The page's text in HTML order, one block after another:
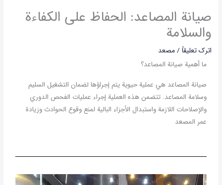
صيانة المصاعد: الحفاظ على الكفاءة
والسلامة
اترك تعليقاً /مصعد
ما أهمية صيانة المصاعد؟
صيانة المصاعد هي عملية حيوية يتم إجراؤها لضمان التشغيل السليم
وسلامة المصاعد. تتضمن هذه العملية إجراء عمليات الفحص الدوري
والإصلاحات اللازمة واستبدال الأجزاء البالية لمنع وقوع الحوادث وزيادة
عمر المصعد